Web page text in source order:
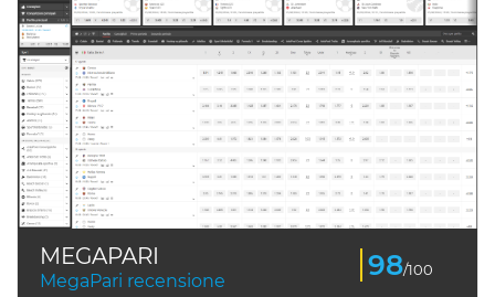
MEGAPARI
MegaPari recensione 98/100